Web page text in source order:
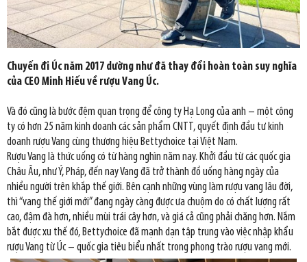
Chuyến đi Úc năm 2017 dường như đã thay đổi hoàn toàn suy nghĩa
của CEO Minh Hiếu về rượu Vang Úc.
Và đó cũng là bước đệm quan trọng để công ty Hạ Long của anh – một công
ty có hơn 25 năm kinh doanh các sản phẩm CNTT, quyết định đầu tư kinh
doanh rượu Vang cùng thương hiệu Bettychoice tại Việt Nam.
Rượu Vang là thức uống có từ hàng nghìn năm nay. Khởi đầu từ các quốc gia
Châu Âu, như Ý, Pháp, đến nay Vang đã trở thành đồ uống hàng ngày của
nhiều người trên khắp thế giới. Bên cạnh những vùng làm rượu vang lâu đời,
thì “vang thế giới mới” đang ngày càng được ưa chuộm do có chất lượng rất
cao, đậm đà hơn, nhiều mùi trái cây hơn, và giá cả cũng phải chăng hơn. Nắm
bắt được xu thế đó, Bettychoice đã mạnh dạn tập trung vào việc nhập khẩu
rượu Vang từ Úc – quốc gia tiêu biểu nhất trong phong trào rượu vang mới.